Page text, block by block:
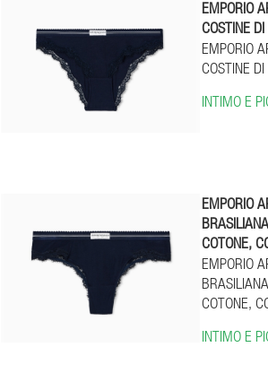
EMPORIO
COSTINE
EMPORIO
COSTINE
INTIMO E
EMPORIO
COTONE,
EMPORIO
COTONE,
INTIMO E